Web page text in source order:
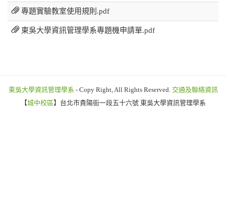
專題實驗教室使用規則.pdf
東吳大學資訊管理學系專題機申請單.pdf
東吳大學資訊管理學系 - Copy Right, All Rights Reserved. 交通及聯絡資訊
【城中校區】台北市貴陽街一段五十六號 東吳大學資訊管理學系